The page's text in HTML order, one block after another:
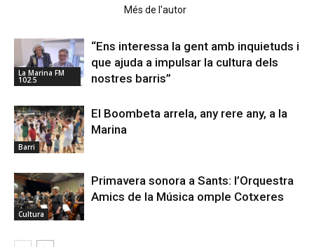
Més de l'autor
La Marina FM
102.5
“Ens interessa la gent amb inquietuds i
que ajuda a impulsar la cultura dels
nostres barris”
Barri
El Boombeta arrela, any rere any, a la
Marina
Cultura
Primavera sonora a Sants: l’Orquestra
Amics de la Música omple Cotxeres